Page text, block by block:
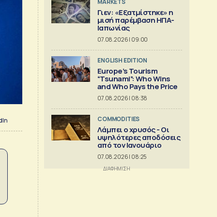
MARKETS
Γιεν: «Εξατμίστηκε» η
μισή παρέμβαση ΗΠΑ-
Ιαπωνίας
07.08.2026 | 09:00
ENGLISH EDITION
Europe’s Tourism
“Tsunami”: Who Wins
and Who Pays the Price
07.08.2026 | 08:38
COMMODITIES
Λάμπει ο χρυσός - Οι
υψηλότερες αποδόσεις
από τον Ιανουάριο
07.08.2026 | 08:25